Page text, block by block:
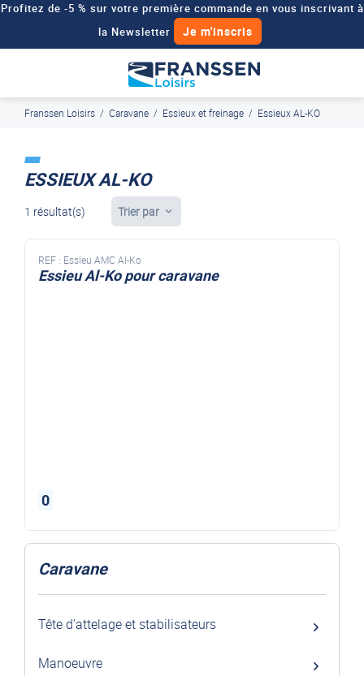
Profitez de -5 % sur votre première commande en vous inscrivant à
la Newsletter
Je m'inscris
Demander un devis
Paiement en ligne sécurisé, en 4x par Paypal
Franssen Loisirs / Caravane / Essieux et freinage / Essieux AL-KO
ESSIEUX AL-KO
1 résultat(s) Trier par
REF : Essieu AMC Al-Ko
Essieu Al-Ko pour caravane
0
Caravane
Tête d'attelage et stabilisateurs
Manoeuvre